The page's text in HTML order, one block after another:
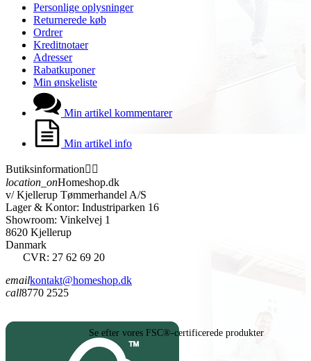
Personlige oplysninger
Returnerede køb
Ordrer
Kreditnotaer
Adresser
Rabatkuponer
Min ønskeliste
Min artikel kommentarer
Min artikel info
Butiksinformation 
location_onHomeshop.dk
v/ Kjellerup Tømmerhandel A/S
Lager & Kontor: Industriparken 16
Showroom: Vinkelvej 1
8620 Kjellerup
Danmark
CVR: 27 62 69 20
emailkontakt@homeshop.dk
call8770 2525
Se efter vores FSC®-certificerede produkter